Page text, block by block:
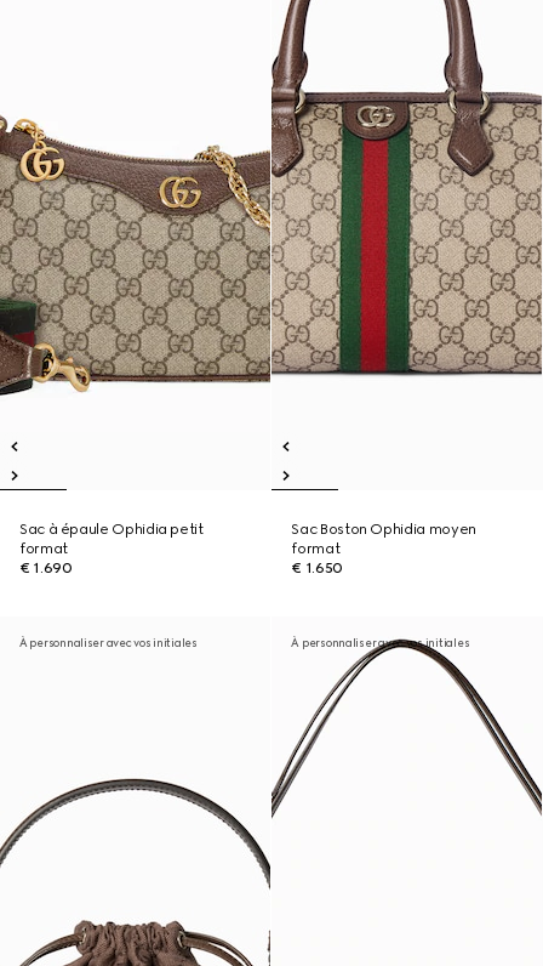
Sac à épaule Ophidia petit
format
€ 1.690
Sac Boston Ophidia moyen
format
€ 1.650
À personnaliser avec vos initiales À personnaliser avec vos initiales